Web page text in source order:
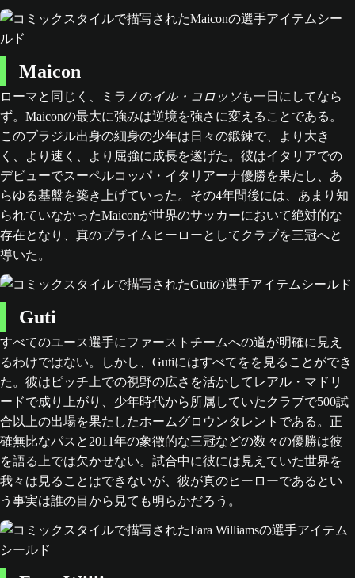
Maicon
ローマと同じく、ミラノのイル・コロッソも一日にしてなら
ず。Maiconの最大に強みは逆境を強さに変えることである。
このブラジル出身の細身の少年は日々の鍛錬で、より大き
く、より速く、より屈強に成長を遂げた。彼はイタリアでの
デビューでスーペルコッパ・イタリアーナ優勝を果たし、あ
らゆる基盤を築き上げていった。その4年間後には、あまり知
られていなかったMaiconが世界のサッカーにおいて絶対的な
存在となり、真のプライムヒーローとしてクラブを三冠へと
導いた。
Guti
すべてのユース選手にファーストチームへの道が明確に見え
るわけではない。しかし、Gutiにはすべてをを見ることができ
た。彼はピッチ上での視野の広さを活かしてレアル・マドリ
ードで成り上がり、少年時代から所属していたクラブで500試
合以上の出場を果たしたホームグロウンタレントである。正
確無比なパスと2011年の象徴的な三冠などの数々の優勝は彼
を語る上では欠かせない。試合中に彼には見えていた世界を
我々は見ることはできないが、彼が真のヒーローであるとい
う事実は誰の目から見ても明らかだろう。